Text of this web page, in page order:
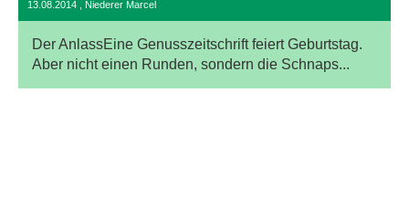
13.08.2014 , Niederer Marcel
Der AnlassEine Genusszeitschrift feiert Geburtstag.
Aber nicht einen Runden, sondern die Schnaps...